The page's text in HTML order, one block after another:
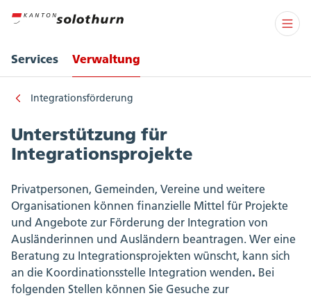
Services Verwaltung
Integrationsförderung
Unterstützung für
Integrationsprojekte
Privatpersonen, Gemeinden, Vereine und weitere
Organisationen können finanzielle Mittel für Projekte
und Angebote zur Förderung der Integration von
Ausländerinnen und Ausländern beantragen. Wer eine
Beratung zu Integrationsprojekten wünscht, kann sich
an die Koordinationsstelle Integration wenden. Bei
folgenden Stellen können Sie Gesuche zur